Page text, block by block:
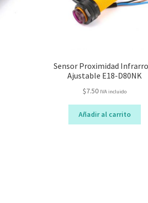
Sensor Proximidad
Ajustable E18-D80NK
$7.50 IVA incluido
Añadir al carrito